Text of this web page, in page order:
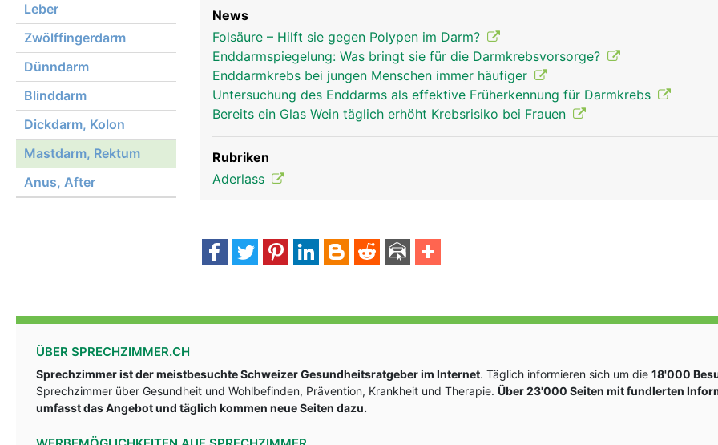
Leber
Zwölffingerdarm
Dünndarm
Blinddarm
Dickdarm, Kolon
Mastdarm, Rektum
Anus, After
News
Folsäure – Hilft sie gegen Polypen im Darm?
Enddarmspiegelung: Was bringt sie für die Darmkrebsvorsorge?
Enddarmkrebs bei jungen Menschen immer häufiger
Untersuchung des Enddarms als effektive Früherkennung für Darmkrebs
Bereits ein Glas Wein täglich erhöht Krebsrisiko bei Frauen
Rubriken
Aderlass
ÜBER SPRECHZIMMER.CH
Sprechzimmer ist der meistbesuchte Schweizer Gesundheitsratgeber im Internet. Täglich informieren sich um die 18'000
Sprechzimmer über Gesundheit und Wohlbefinden, Prävention, Krankheit und Therapie. Über 23'000 Seiten mit fundlerten
umfasst das Angebot und täglich kommen neue Seiten dazu.